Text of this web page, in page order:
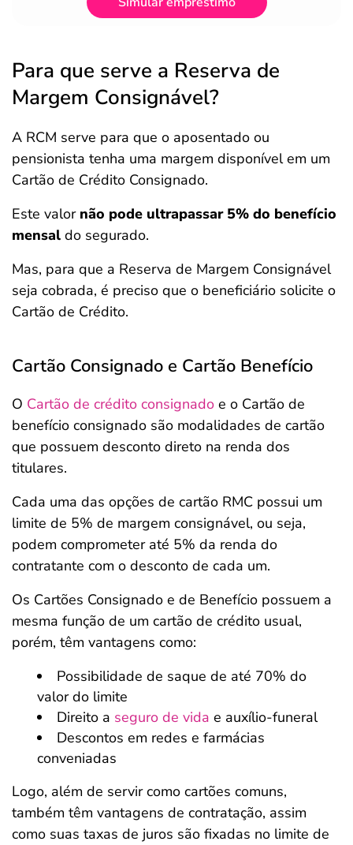
Para que serve a Reserva de
Margem Consignável?
A RCM serve para que o aposentado ou
pensionista tenha uma margem disponível em um
Cartão de Crédito Consignado.
Este valor não pode ultrapassar 5% do benefício
mensal do segurado.
Mas, para que a Reserva de Margem Consignável
seja cobrada, é preciso que o beneficiário solicite o
Cartão de Crédito.
Cartão Consignado e Cartão Benefício
O Cartão de crédito consignado e o Cartão de
benefício consignado são modalidades de cartão
que possuem desconto direto na renda dos
titulares.
Cada uma das opções de cartão RMC possui um
limite de 5% de margem consignável, ou seja,
podem comprometer até 5% da renda do
contratante com o desconto de cada um.
Os Cartões Consignado e de Benefício possuem a
mesma função de um cartão de crédito usual,
porém, têm vantagens como:
Possibilidade de saque de até 70% do
valor do limite
Direito a seguro de vida e auxílio-funeral
Descontos em redes e farmácias
conveniadas
Logo, além de servir como cartões comuns,
também têm vantagens de contratação, assim
como suas taxas de juros são fixadas no limite de